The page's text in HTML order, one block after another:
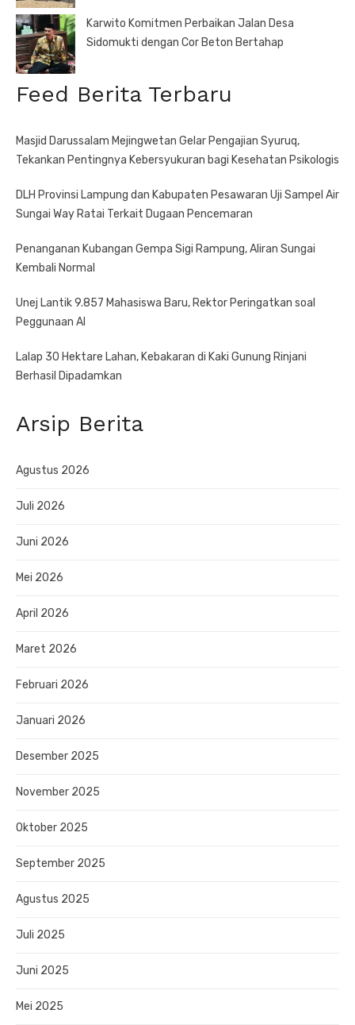
Karwito Komitmen Perbaikan Jalan Desa
Sidomukti dengan Cor Beton Bertahap
Feed Berita Terbaru
Masjid Darussalam Mejingwetan Gelar Pengajian Syuruq,
Tekankan Pentingnya Kebersyukuran bagi Kesehatan Psikologis
DLH Provinsi Lampung dan Kabupaten Pesawaran Uji Sampel Air
Sungai Way Ratai Terkait Dugaan Pencemaran
Penanganan Kubangan Gempa Sigi Rampung, Aliran Sungai
Kembali Normal
Unej Lantik 9.857 Mahasiswa Baru, Rektor Peringatkan soal
Peggunaan AI
Lalap 30 Hektare Lahan, Kebakaran di Kaki Gunung Rinjani
Berhasil Dipadamkan
Arsip Berita
Agustus 2026
Juli 2026
Juni 2026
Mei 2026
April 2026
Maret 2026
Februari 2026
Januari 2026
Desember 2025
November 2025
Oktober 2025
September 2025
Agustus 2025
Juli 2025
Juni 2025
Mei 2025